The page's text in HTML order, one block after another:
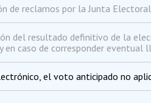
de reclamos por la Junta
del resultado definitivo de la
en caso de corresponder eventual
el voto anticipado no